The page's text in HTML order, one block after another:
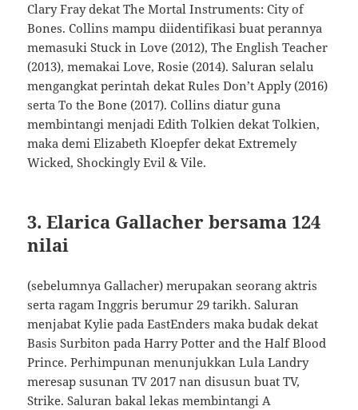
Clary Fray dekat The Mortal Instruments: City of
Bones. Collins mampu diidentifikasi buat perannya
memasuki Stuck in Love (2012), The English Teacher
(2013), memakai Love, Rosie (2014). Saluran selalu
mengangkat perintah dekat Rules Don’t Apply (2016)
serta To the Bone (2017). Collins diatur guna
membintangi menjadi Edith Tolkien dekat Tolkien,
maka demi Elizabeth Kloepfer dekat Extremely
Wicked, Shockingly Evil & Vile.
3. Elarica Gallacher bersama 124
nilai
(sebelumnya Gallacher) merupakan seorang aktris
serta ragam Inggris berumur 29 tarikh. Saluran
menjabat Kylie pada EastEnders maka budak dekat
Basis Surbiton pada Harry Potter and the Half Blood
Prince. Perhimpunan menunjukkan Lula Landry
meresap susunan TV 2017 nan disusun buat TV,
Strike. Saluran bakal lekas membintangi A